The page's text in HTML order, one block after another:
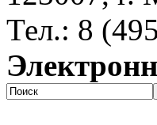
Тел.: 8